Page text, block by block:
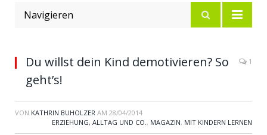
Navigieren
Du willst dein Kind demotivieren? So
geht’s!
1
VON KATHRIN BUHOLZER AM 28/04/2014
ERZIEHUNG, ALLTAG UND CO., MAGAZIN, MIT KINDERN LERNEN